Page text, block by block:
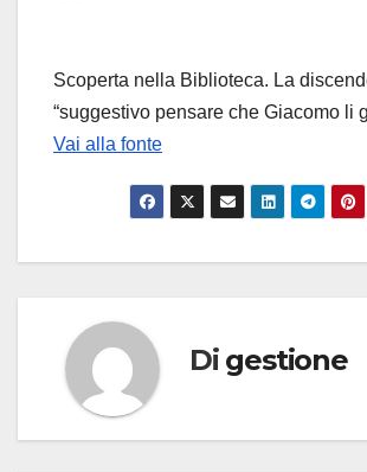
Scoperta nella Biblioteca. La
“suggestivo pensare che Giacomo li
Vai alla fonte
Di gestione